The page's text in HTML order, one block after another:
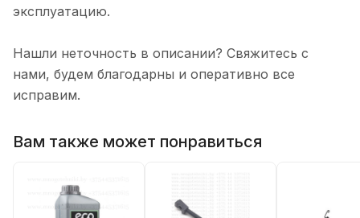
эксплуатацию.
Нашли неточность в описании? Свяжитесь с
нами, будем благодарны и оперативно все
исправим.
Вам также может понравиться